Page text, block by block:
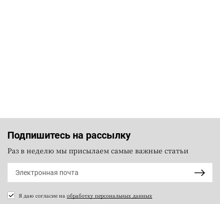
Подпишитесь на рассылку
Раз в неделю мы присылаем самые важные статьи
Я даю согласие на обработку персональных данных